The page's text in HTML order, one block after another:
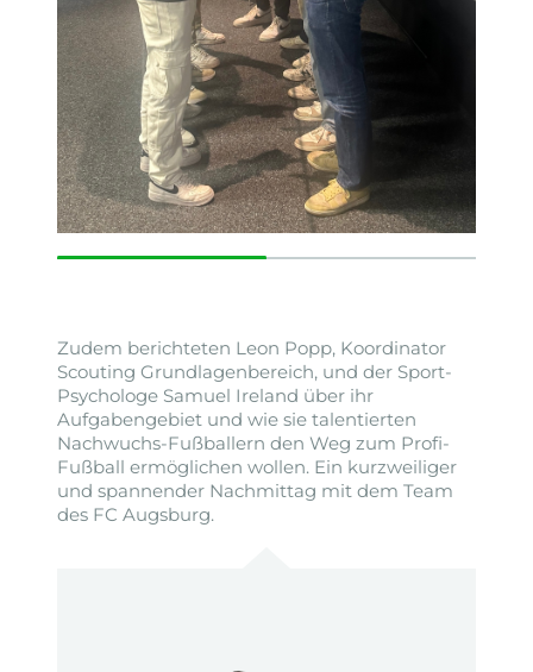
Zudem berichteten Leon Popp, Koordinator
Scouting Grundlagenbereich, und der Sport-
Psychologe Samuel Ireland über ihr
Aufgabengebiet und wie sie talentierten
Nachwuchs-Fußballern den Weg zum Profi-
Fußball ermöglichen wollen. Ein kurzweiliger
und spannender Nachmittag mit dem Team
des FC Augsburg.